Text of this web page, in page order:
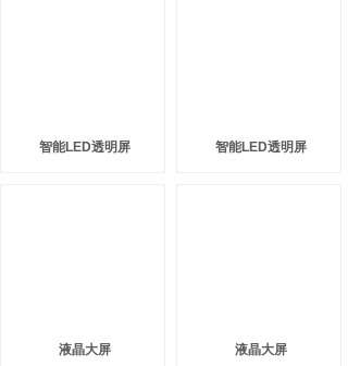
智能LED透明屏 智能LED透明屏
液晶大屏 液晶大屏